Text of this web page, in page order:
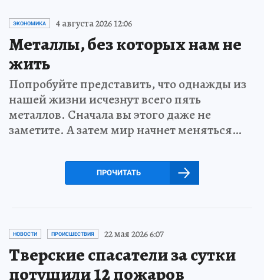
ЭКОНОМИКА 4 августа 2026 12:06
Металлы, без которых нам не
жить
Попробуйте представить, что однажды из
нашей жизни исчезнут всего пять
металлов. Сначала вы этого даже не
заметите. А затем мир начнет меняться…
ПРОЧИТАТЬ
НОВОСТИ ПРОИСШЕСТВИЯ 22 мая 2026 6:07
Тверские спасатели за сутки
потушили 12 пожаров